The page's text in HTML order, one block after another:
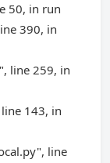
50, in run
390, in
line 259, in
143, in
line